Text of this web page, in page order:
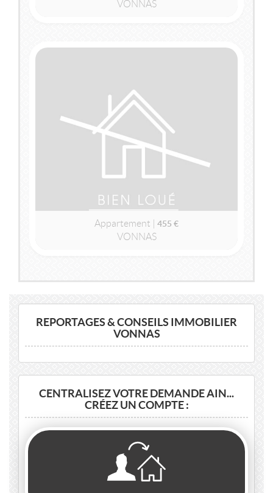
VONNAS
Appartement | 455 €
VONNAS
VONNAS
APPARTEMENT
REPORTAGES & CONSEILS IMMOBILIER
VONNAS
CENTRALISEZ VOTRE DEMANDE AIN...
CRÉEZ UN COMPTE :